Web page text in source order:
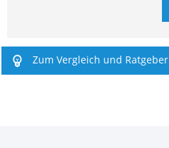
Zum Vergleich und Ratgeber